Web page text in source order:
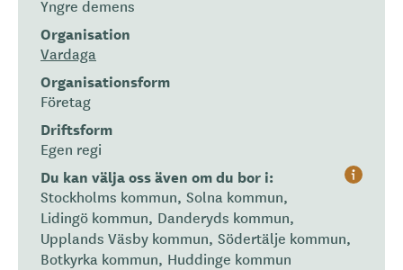
Yngre demens
Organisation
Vardaga
Organisationsform
Företag
Driftsform
Egen regi
H
Du kan välja oss även om du bor i:
Stockholms kommun Solna kommun
Lidingö kommun Danderyds kommun
Upplands Väsby kommun Södertälje kommun
Botkyrka kommun Huddinge kommun